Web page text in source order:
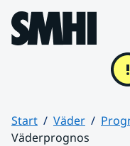
Hoppa till sidans innehåll
Start Väder
Väderprognos